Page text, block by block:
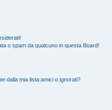
o spam da qualcuno in questa Board!
dalla mia lista amici o ignorati?